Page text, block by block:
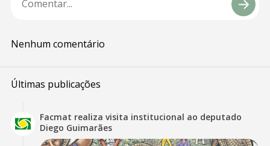
Nenhum comentário
Últimas publicações
Facmat realiza visita institucional ao deputado
Diego Guimarães